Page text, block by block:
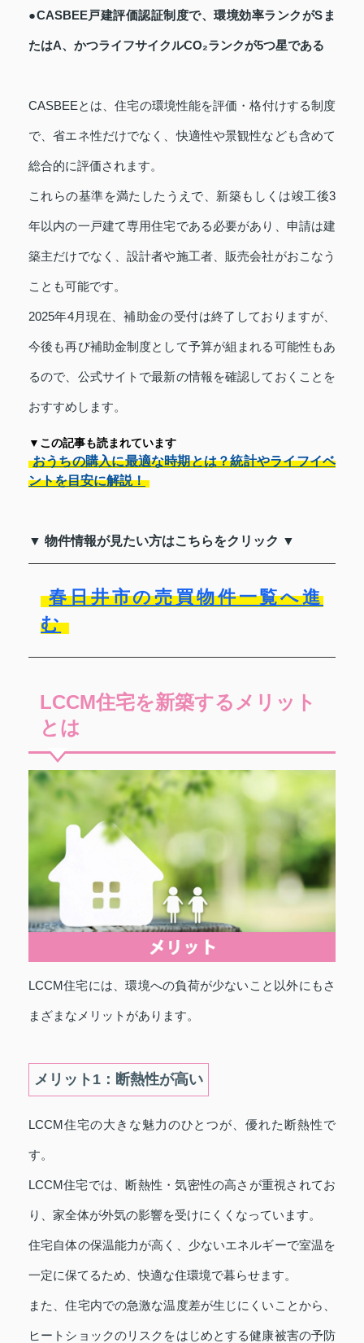
●CASBEE戸建評価認証制度で、環境効率ランクがSま
たはA、かつライフサイクルCO₂ランクが5つ星である
CASBEEとは、住宅の環境性能を評価・格付けする制度
で、省エネ性だけでなく、快適性や景観性なども含めて
総合的に評価されます。
これらの基準を満たしたうえで、新築もしくは竣工後3
年以内の一戸建て専用住宅である必要があり、申請は建
築主だけでなく、設計者や施工者、販売会社がおこなう
ことも可能です。
2025年4月現在、補助金の受付は終了しておりますが、
今後も再び補助金制度として予算が組まれる可能性もあ
るので、公式サイトで最新の情報を確認しておくことを
おすすめします。
▼この記事も読まれています
おうちの購入に最適な時期とは？統計やライフイベ
ントを目安に解説！
▼ 物件情報が見たい方はこちらをクリック ▼
春日井市の売買物件一覧へ進
む
LCCM住宅を新築するメリット
とは
LCCM住宅には、環境への負荷が少ないこと以外にもさ
まざまなメリットがあります。
メリット1：断熱性が高い
LCCM住宅の大きな魅力のひとつが、優れた断熱性で
す。
LCCM住宅では、断熱性・気密性の高さが重視されてお
り、家全体が外気の影響を受けにくくなっています。
住宅自体の保温能力が高く、少ないエネルギーで室温を
一定に保てるため、快適な住環境で暮らせます。
また、住宅内での急激な温度差が生じにくいことから、
ヒートショックのリスクをはじめとする健康被害の予防